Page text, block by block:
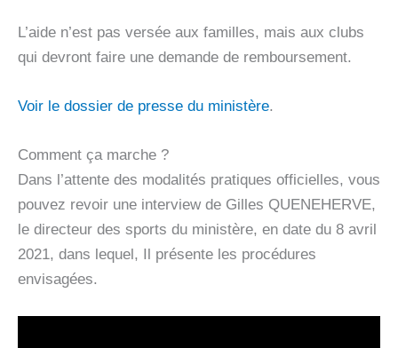
L’aide n’est pas versée aux familles, mais aux clubs
qui devront faire une demande de remboursement.
Voir le dossier de presse du ministère.
Comment ça marche ?
Dans l’attente des modalités pratiques officielles, vous
pouvez revoir une interview de Gilles QUENEHERVE,
le directeur des sports du ministère, en date du 8 avril
2021, dans lequel, Il présente les procédures
envisagées.